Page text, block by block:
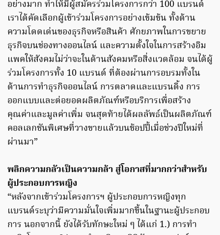
อย่างมาก ทำให้มีผู้สมัครร่วมโครงการกว่า 100 แบรนด์
เราได้คัดเลือกผู้เข้าร่วมโครงการอย่างเข้มข้น ทั้งด้าน
ความโดดเด่นของธุรกิจหรือสินค้า ศักยภาพในการขยาย
ธุรกิจบนช่องทางออนไลน์ และความตั้งใจในการสร้างอิม
แพคให้สังคมไม่ว่าจะในด้านสังคมหรือสิ่งแวดล้อม จนได้ผู้
ร่วมโครงการทั้ง 10 แบรนด์ ที่ต้องผ่านการอบรมทั้งใน
ด้านการทำธุรกิจออนไลน์ การตลาดและแบรนดิ้ง การ
ออกแบบและต่อยอดผลิตภัณฑ์หรือบริการเพื่อสร้าง
คุณค่าและมูลค่าเพิ่ม จนสุดท้ายได้ผลลัพธ์เป็นผลิตภัณฑ์
คอลเลกชันพิเศษที่วางขายแล้วบนช้อปปี้เมื่อช่วงปีใหม่ที่
ผ่านมา”
พลิกความกลัวเป็นความกล้า สู่โอกาสที่มากกว่าสำหรับ
ผู้ประกอบการหญิง
“หลังจากเข้าร่วมโครงการฯ ผู้ประกอบการหญิงทุก
แบรนด์ระบุว่ามีความมั่นใจเพิ่มมากขึ้นในฐานะผู้ประกอบ
การ นอกจากนี้ ยังได้รับทักษะใหม่ ๆ ได้แก่ 1.) การทำ